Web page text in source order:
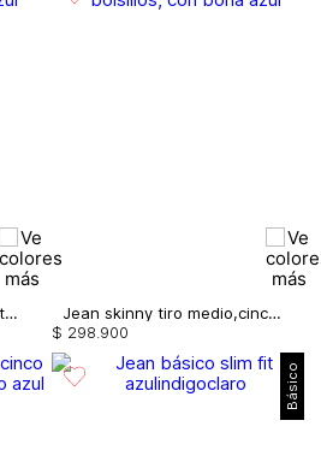
Jean ultraslim tiro alto, pretina ancha, borla
Jean skinny tiro medio,cinco bolsillos, con borla
$ 298 900
Básico